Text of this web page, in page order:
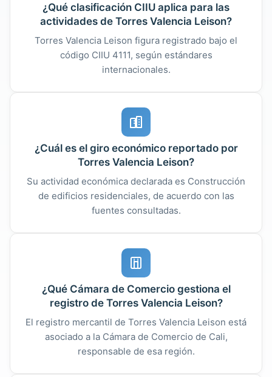
¿Qué clasificación CIIU aplica para las
actividades de Torres Valencia Leison?
Torres Valencia Leison figura registrado bajo el
código CIIU 4111, según estándares
internacionales.
¿Cuál es el giro económico reportado por
Torres Valencia Leison?
Su actividad económica declarada es Construcción
de edificios residenciales, de acuerdo con las
fuentes consultadas.
¿Qué Cámara de Comercio gestiona el
registro de Torres Valencia Leison?
El registro mercantil de Torres Valencia Leison está
asociado a la Cámara de Comercio de Cali,
responsable de esa región.